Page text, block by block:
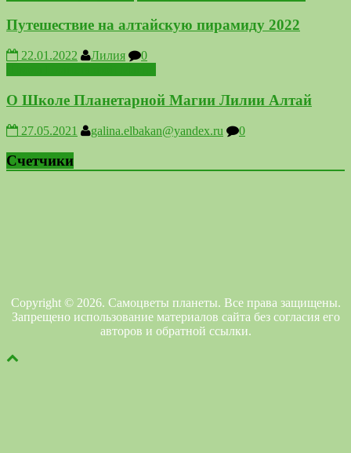
Путешествие на алтайскую пирамиду 2022
22.01.2022 Лилия
0
О Школе Планетарной Магии Лилии Алтай
27.05.2021 galina.elbakan@yandex.ru 0
Счетчики
Copyright © 2026. Самоцветы планеты. Все права защищены.
Запрещено использование материалов сайта без согласия его
авторов и обратной ссылки.